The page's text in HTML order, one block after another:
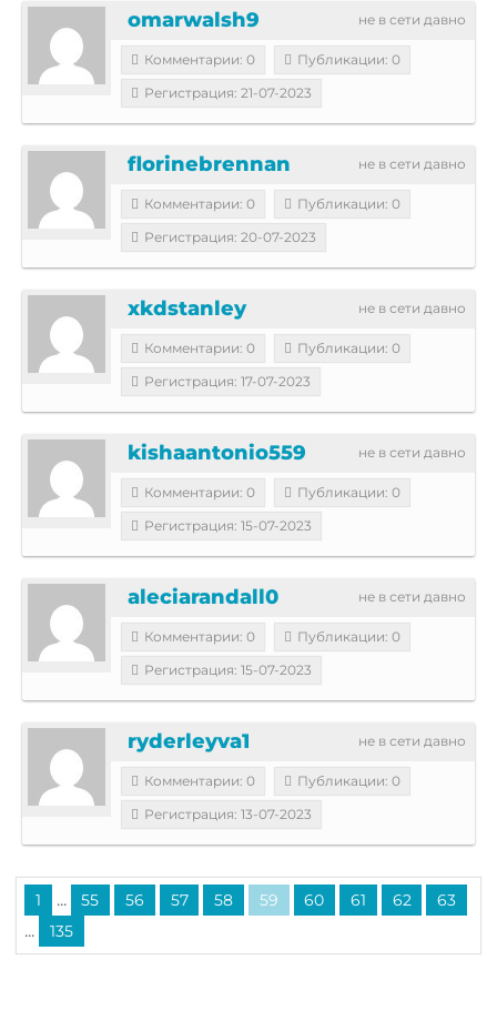
не в сети давно
omarwalsh9
Комментарии: 0
Публикации: 0
Регистрация: 21-07-2023
не в сети давно
florinebrennan
Комментарии: 0
Публикации: 0
Регистрация: 20-07-2023
не в сети давно
xkdstanley
Комментарии: 0
Публикации: 0
Регистрация: 17-07-2023
не в сети давно
kishaantonio559
Комментарии: 0
Публикации: 0
Регистрация: 15-07-2023
не в сети давно
aleciarandall0
Комментарии: 0
Публикации: 0
Регистрация: 15-07-2023
не в сети давно
ryderleyva1
Комментарии: 0
Публикации: 0
Регистрация: 13-07-2023
1 ... 55 56 57 58 59 60 61 62 63
... 135